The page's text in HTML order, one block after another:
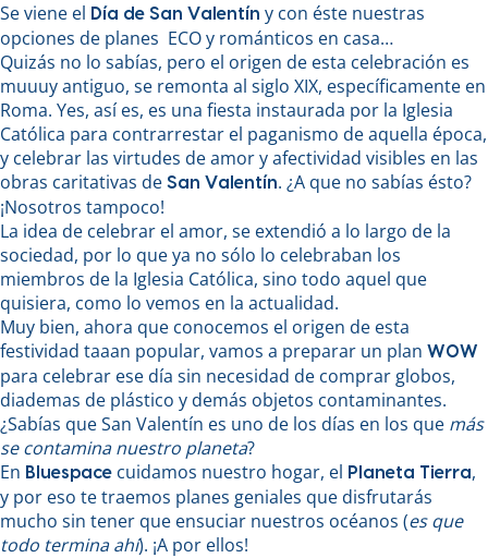
Se viene el Día de San Valentín y con éste nuestras
opciones de planes ECO y románticos en casa…
Quizás no lo sabías, pero el origen de esta celebración es
muuuy antiguo, se remonta al siglo XIX, específicamente en
Roma. Yes, así es, es una fiesta instaurada por la Iglesia
Católica para contrarrestar el paganismo de aquella época,
y celebrar las virtudes de amor y afectividad visibles en las
obras caritativas de San Valentín. ¿A que no sabías ésto?
¡Nosotros tampoco!
La idea de celebrar el amor, se extendió a lo largo de la
sociedad, por lo que ya no sólo lo celebraban los
miembros de la Iglesia Católica, sino todo aquel que
quisiera, como lo vemos en la actualidad.
Muy bien, ahora que conocemos el origen de esta
festividad taaan popular, vamos a preparar un plan WOW
para celebrar ese día sin necesidad de comprar globos,
diademas de plástico y demás objetos contaminantes.
¿Sabías que San Valentín es uno de los días en los que más
se contamina nuestro planeta?
En Bluespace cuidamos nuestro hogar, el Planeta Tierra,
y por eso te traemos planes geniales que disfrutarás
mucho sin tener que ensuciar nuestros océanos (es que
todo termina ahí). ¡A por ellos!